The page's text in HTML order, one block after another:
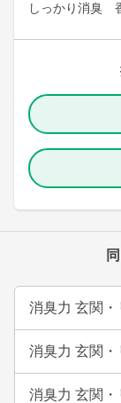
しっかり消臭
消臭力 玄関
消臭力 玄関
消臭力 玄関